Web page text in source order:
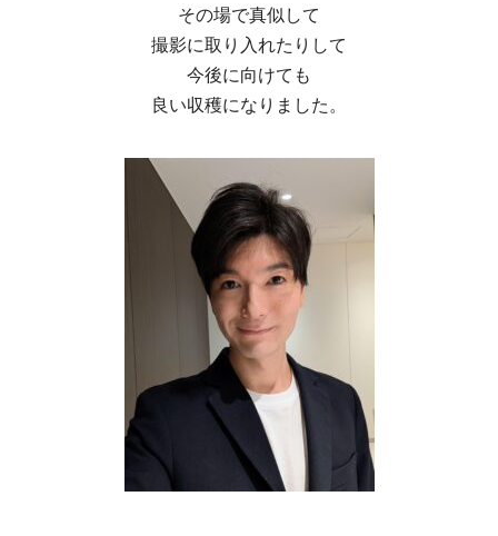
その場で真似して
撮影に取り入れたりして
今後に向けても
良い収穫になりました。